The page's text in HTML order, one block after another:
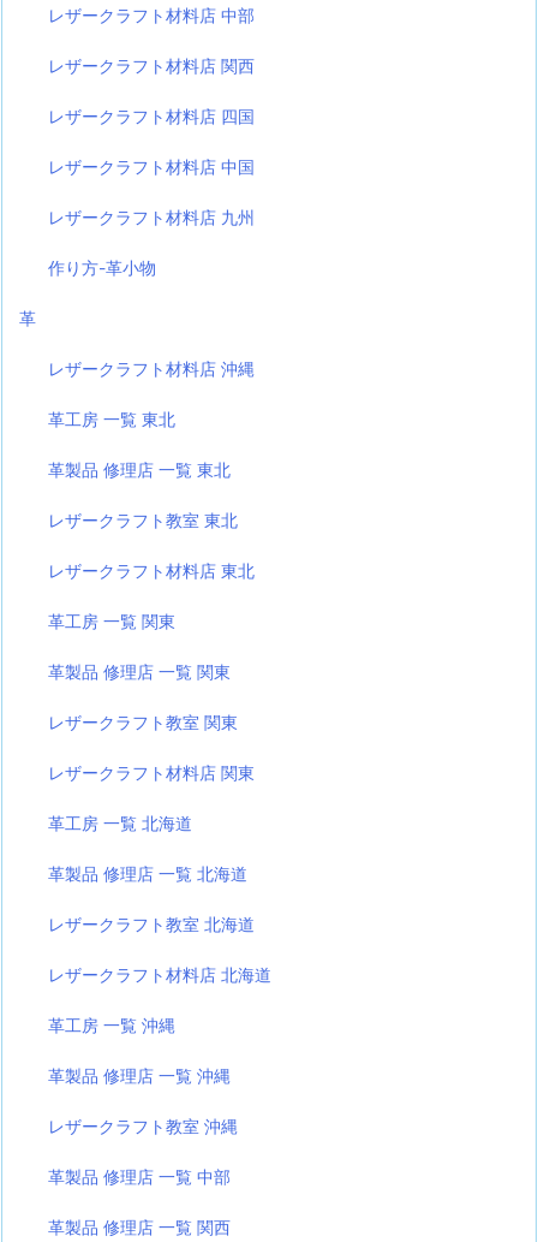
レザークラフト材料店 中部
レザークラフト材料店 関西
レザークラフト材料店 四国
レザークラフト材料店 中国
レザークラフト材料店 九州
作り方-革小物
革
レザークラフト材料店 沖縄
革工房 一覧 東北
革製品 修理店 一覧 東北
レザークラフト教室 東北
レザークラフト材料店 東北
革工房 一覧 関東
革製品 修理店 一覧 関東
レザークラフト教室 関東
レザークラフト材料店 関東
革工房 一覧 北海道
革製品 修理店 一覧 北海道
レザークラフト教室 北海道
レザークラフト材料店 北海道
革工房 一覧 沖縄
革製品 修理店 一覧 沖縄
レザークラフト教室 沖縄
革製品 修理店 一覧 中部
革製品 修理店 一覧 関西